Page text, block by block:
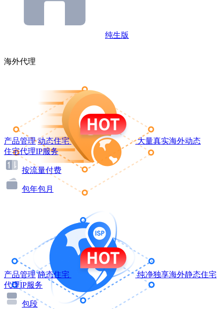
纯生版
海外代理
产品管理 动态住宅
大量真实海外动态
住宅代理IP服务
按流量付费
包年包月
产品管理 静态住宅
纯净独享海外静态住宅
代理IP服务
包段